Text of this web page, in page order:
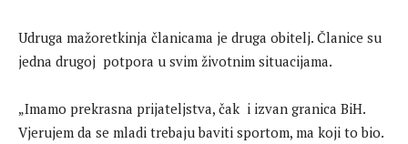
Udruga mažoretkinja članicama je druga obitelj. Članice su
jedna drugoj potpora u svim životnim situacijama.
„Imamo prekrasna prijateljstva, čak i izvan granica BiH.
Vjerujem da se mladi trebaju baviti sportom, ma koji to bio.